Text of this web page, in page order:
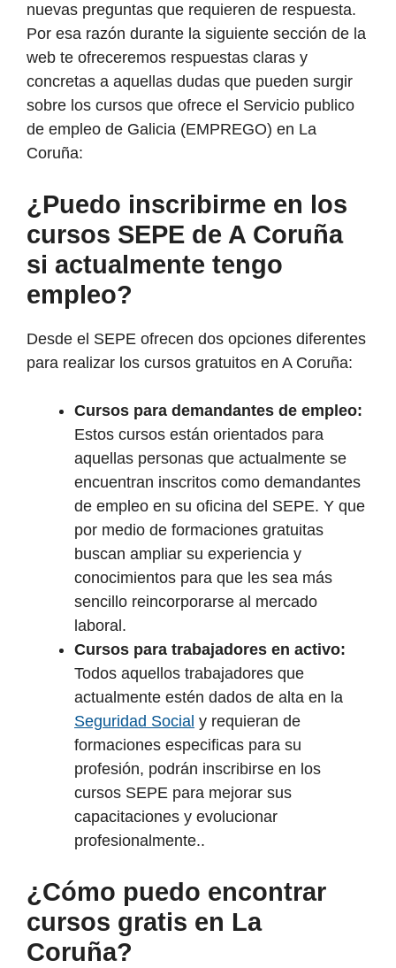
nuevas preguntas que requieren de respuesta.
Por esa razón durante la siguiente sección de la
web te ofreceremos respuestas claras y
concretas a aquellas dudas que pueden surgir
sobre los cursos que ofrece el Servicio publico
de empleo de Galicia (EMPREGO) en La
Coruña:
¿Puedo inscribirme en los
cursos SEPE de A Coruña
si actualmente tengo
empleo?
Desde el SEPE ofrecen dos opciones diferentes
para realizar los cursos gratuitos en A Coruña:
Cursos para demandantes de empleo:
Estos cursos están orientados para
aquellas personas que actualmente se
encuentran inscritos como demandantes
de empleo en su oficina del SEPE. Y que
por medio de formaciones gratuitas
buscan ampliar su experiencia y
conocimientos para que les sea más
sencillo reincorporarse al mercado
laboral.
Cursos para trabajadores en activo:
Todos aquellos trabajadores que
actualmente estén dados de alta en la
Seguridad Social y requieran de
formaciones especificas para su
profesión, podrán inscribirse en los
cursos SEPE para mejorar sus
capacitaciones y evolucionar
profesionalmente..
¿Cómo puedo encontrar
cursos gratis en La
Coruña?